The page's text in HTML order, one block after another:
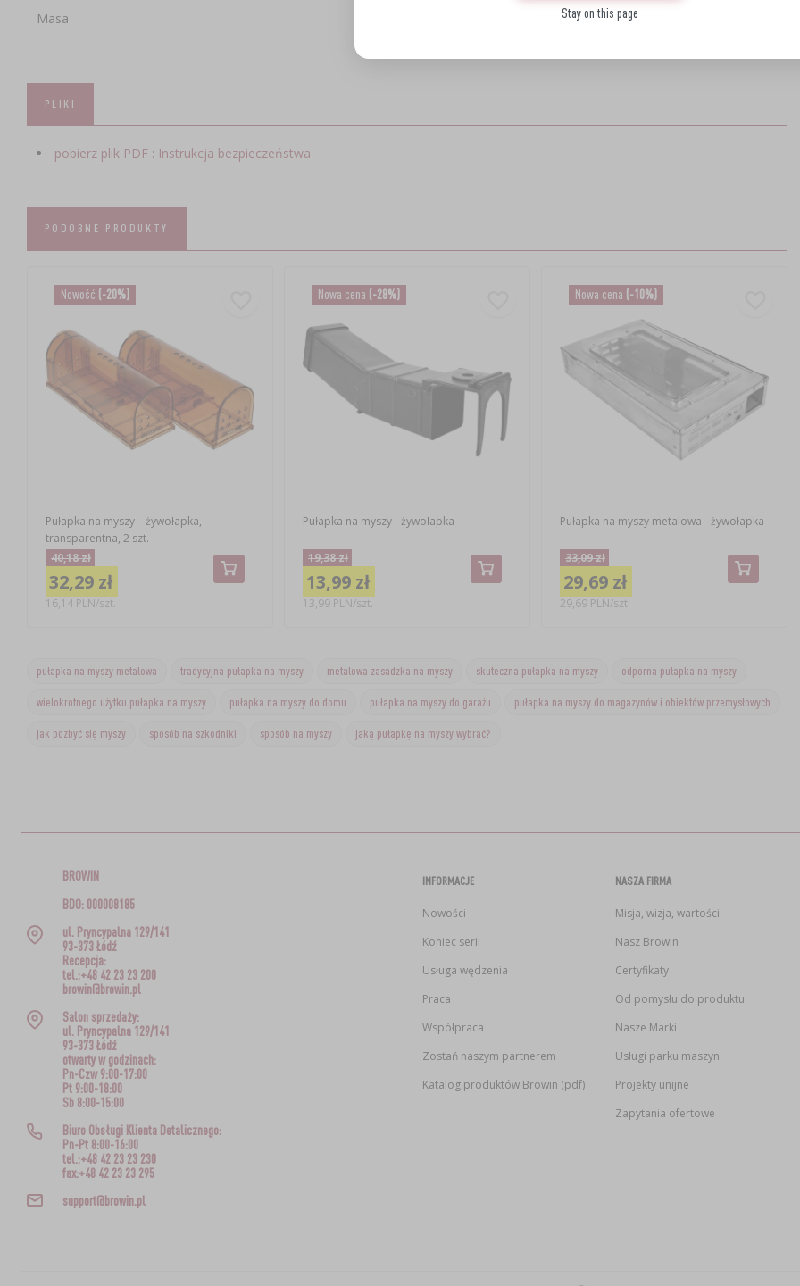
Masa
PLIKI
pobierz plik PDF : Instrukcja bezpieczeństwa
PODOBNE PRODUKTY
Nowość (-20%)
Pułapka na myszy – żywołapka,
transparentna, 2 szt.
40,18 zł
32,29 zł
16,14 PLN/szt.
Nowa cena (-28%)
Pułapka na myszy - żywołapka
19,38 zł
13,99 zł
13,99 PLN/szt.
Nowa cena (-10%)
Pułapka na myszy metalowa - żywołapka
33,09 zł
29,69 zł
29,69 PLN/szt.
pułapka na myszy metalowa tradycyjna pułapka na myszy metalowa zasadzka na myszy skuteczna pułapka na myszy odporna pułapka na myszy
wielokrotnego użytku pułapka na myszy pułapka na myszy do domu pułapka na myszy do garażu pułapka na myszy do magazynów i obiektów przemysłowych
jak pozbyć się myszy sposób na szkodniki sposób na myszy jaką pułapkę na myszy wybrać?
Stay on this page
BROWIN
BDO: 000008185
ul. Pryncypalna 129/141
93-373 Łódź
Recepcja:
tel.:+48 42 23 23 200
browin@browin.pl
Salon sprzedaży:
ul. Pryncypalna 129/141
93-373 Łódź
otwarty w godzinach:
Pn-Czw 9:00-17:00
Pt 9:00-18:00
Sb 8:00-15:00
Biuro Obsługi Klienta Detalicznego:
Pn-Pt 8:00-16:00
tel.:+48 42 23 23 230
fax:+48 42 23 23 295
support@browin.pl
INFORMACJE
Nowości
Koniec serii
Usługa wędzenia
Praca
Współpraca
Zostań naszym partnerem
Katalog produktów Browin (pdf)
NASZA FIRMA
Misja, wizja, wartości
Nasz Browin
Certyfikaty
Od pomysłu do produktu
Nasze Marki
Usługi parku maszyn
Projekty unijne
Zapytania ofertowe